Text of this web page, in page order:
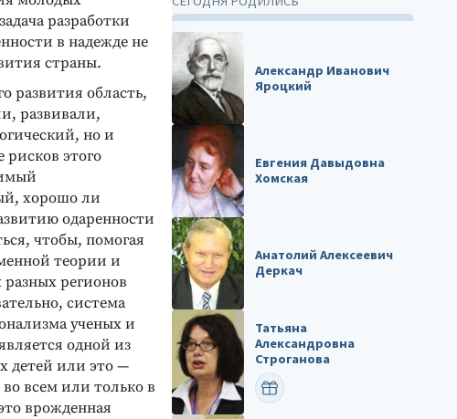
разработки
в надежде не
страны.
развития область,
развивали,
но и
этого
хорошо ли
одаренности
чтобы, помогая
теории и
регионов
система
ученых и
одной из
детей или это —
всем или только в
врожденная
Александр Иванович
Яроцкий
Евгения Давыдовна
Хомская
Анатолий Алексеевич
Деркач
Татьяна
Александровна
Строганова
ПОЗДРАВИТЬ